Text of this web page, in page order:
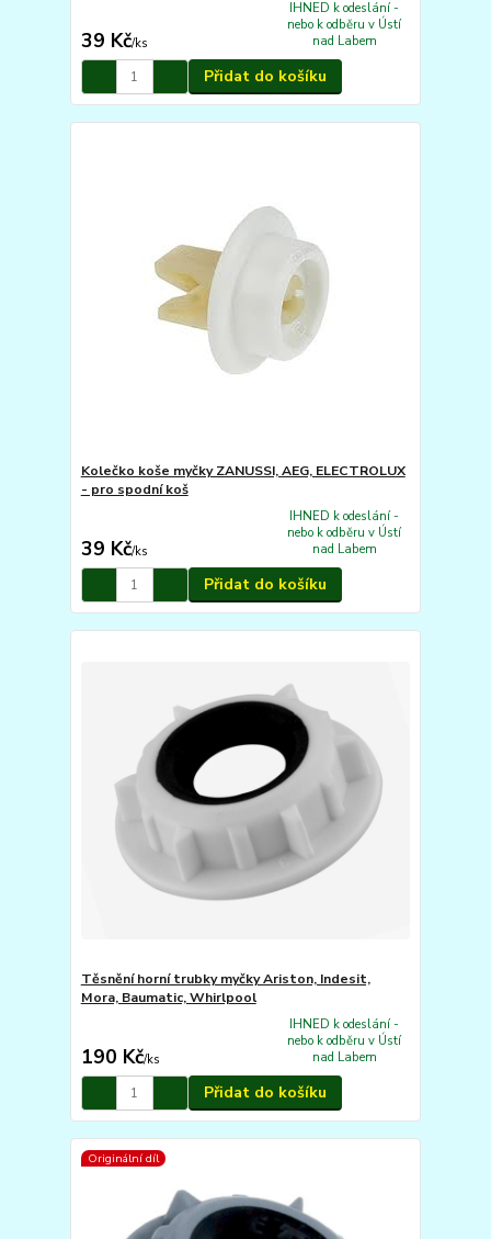
39 Kč/ks
IHNED k odeslání -
nebo k odběru v Ústí
nad Labem
Přidat do košíku
Kolečko koše myčky ZANUSSI, AEG, ELECTROLUX
- pro spodní koš
39 Kč/ks
IHNED k odeslání -
nebo k odběru v Ústí
nad Labem
Přidat do košíku
Těsnění horní trubky myčky Ariston, Indesit,
Mora, Baumatic, Whirlpool
190 Kč/ks
IHNED k odeslání -
nebo k odběru v Ústí
nad Labem
Přidat do košíku
Originální díl